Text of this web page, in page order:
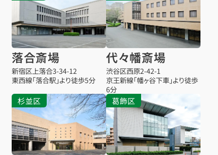
落合斎場
新宿区上落合3-34-12
東西線「落合駅」より徒歩5分
代々幡斎場
渋谷区西原2-42-1
京王新線「幡ヶ谷下車」より徒歩
6分
杉並区 葛飾区